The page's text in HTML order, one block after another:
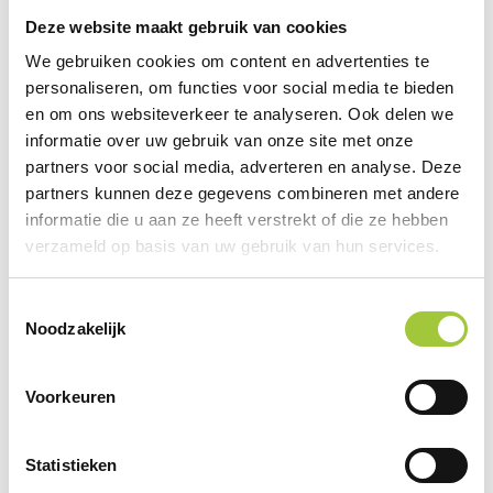
Deze website maakt gebruik van cookies
We gebruiken cookies om content en advertenties te
personaliseren, om functies voor social media te bieden
en om ons websiteverkeer te analyseren. Ook delen we
informatie over uw gebruik van onze site met onze
partners voor social media, adverteren en analyse. Deze
partners kunnen deze gegevens combineren met andere
informatie die u aan ze heeft verstrekt of die ze hebben
verzameld op basis van uw gebruik van hun services.
Noodzakelijk
Voorkeuren
Statistieken
Gerelateerde producten